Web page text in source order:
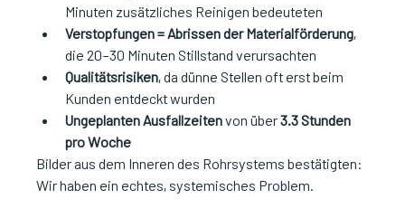
Minuten zusätzliches Reinigen bedeuteten
Verstopfungen = Abrissen der Materialförderung,
die 20–30 Minuten Stillstand verursachten
Qualitätsrisiken, da dünne Stellen oft erst beim
Kunden entdeckt wurden
Ungeplanten Ausfallzeiten von über 3.3 Stunden
pro Woche
Bilder aus dem Inneren des Rohrsystems bestätigten:
Wir haben ein echtes, systemisches Problem.